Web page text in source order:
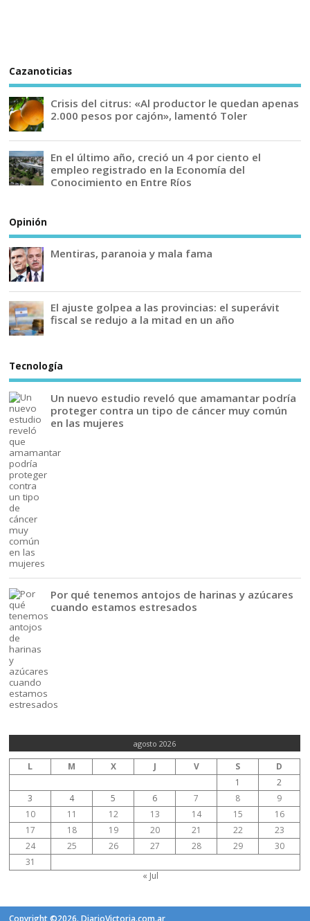
Cazanoticias
Crisis del citrus: «Al productor le quedan apenas
2.000 pesos por cajón», lamentó Toler
En el último año, creció un 4 por ciento el
empleo registrado en la Economía del
Conocimiento en Entre Ríos
Opinión
Mentiras, paranoia y mala fama
El ajuste golpea a las provincias: el superávit
fiscal se redujo a la mitad en un año
Tecnología
Un nuevo estudio reveló que amamantar podría
proteger contra un tipo de cáncer muy común
en las mujeres
Por qué tenemos antojos de harinas y azúcares
cuando estamos estresados
agosto 2026
L M X J V S
D
1
2
3
4 5 6 7 8
9
10
11 12 13 14 15
16
17
18 19 20 21 22
23
24
25 26 27 28 29
30
31
« Jul
Copyright ©2026. DiarioVictoria.com.ar